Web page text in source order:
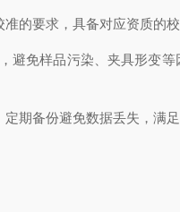
要求，具备对应资质的校
免样品污染、夹具形变等
备份避免数据丢失，满足